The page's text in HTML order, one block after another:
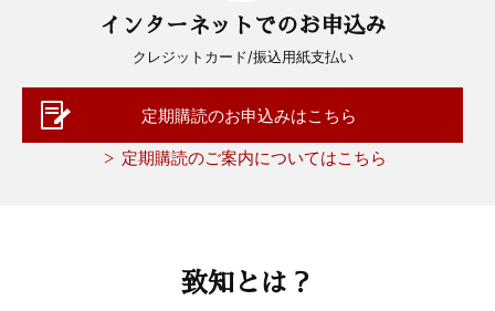
インターネットでのお申込み
クレジットカード/振込用紙支払い
定期購読のお申込みはこちら
定期購読のご案内についてはこちら
致知とは？